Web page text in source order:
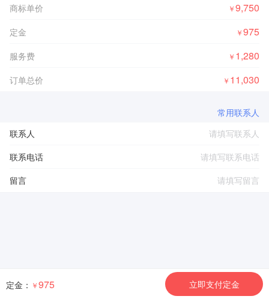
商标单价 ￥9,750
定金 ￥975
服务费 ￥ 1,280
订单总价 ￥ 11,030
常用联系人
联系人
联系电话
留言
定金： ￥975 立即支付定金